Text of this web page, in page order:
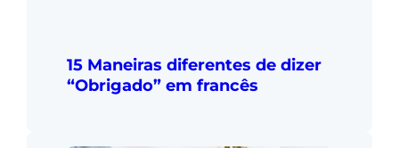
15 Maneiras diferentes de dizer
“Obrigado” em francês